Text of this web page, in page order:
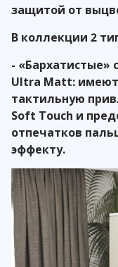
защитой от
В коллекции 2
- «Бархатистые»
Ultra Matt:
тактильную
Soft Touch и
отпечатков
эффекту.